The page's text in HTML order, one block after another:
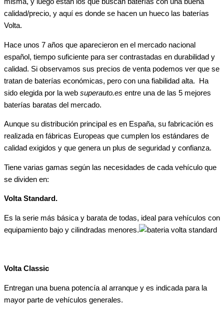
calidad/precio, y aquí es donde se hacen un hueco las baterías
Volta.
Hace unos 7 años que aparecieron en el mercado nacional
español, tiempo suficiente para ser contrastadas en durabilidad y
calidad. Si observamos sus precios de venta podemos ver que se
tratan de baterías económicas, pero con una fiabilidad alta. Ha
sido elegida por la web superauto.es entre una de las 5 mejores
baterías baratas del mercado.
Aunque su distribución principal es en España, su fabricación es
realizada en fábricas Europeas que cumplen los estándares de
calidad exigidos y que genera un plus de seguridad y confianza.
Tiene varias gamas según las necesidades de cada vehículo que
se dividen en:
Volta Standard.
Es la serie más básica y barata de todas, ideal para vehículos con
equipamiento bajo y cilindradas menores.
Volta Classic
Entregan una buena potencía al arranque y es indicada para la
mayor parte de vehículos generales.